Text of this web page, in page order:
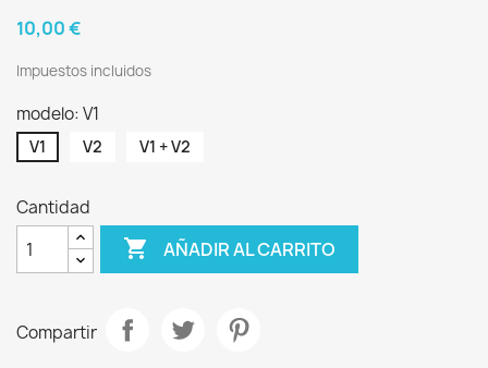
10,00 €
Impuestos incluidos
modelo: V1
V1 V2 V1 + V2
Cantidad
 AÑADIR AL CARRITO
Compartir